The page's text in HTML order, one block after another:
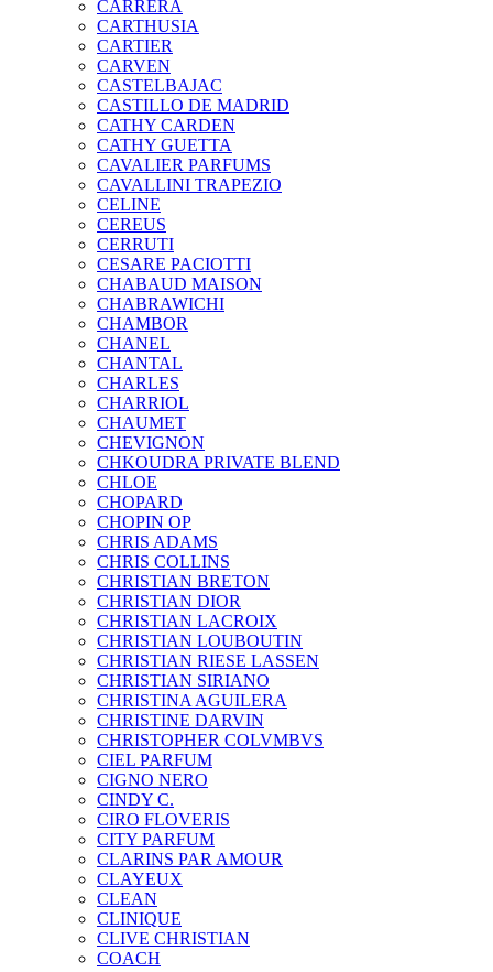
CARRERA
CARTHUSIA
CARTIER
CARVEN
CASTELBAJAC
CASTILLO DE MADRID
CATHY CARDEN
CATHY GUETTA
CAVALIER PARFUMS
CAVALLINI TRAPEZIO
CELINE
CEREUS
CERRUTI
CESARE PACIOTTI
CHABAUD MAISON
CHABRAWICHI
CHAMBOR
CHANEL
CHANTAL
CHARLES
CHARRIOL
CHAUMET
CHEVIGNON
CHKOUDRA PRIVATE BLEND
CHLOE
CHOPARD
CHOPIN OP
CHRIS ADAMS
CHRIS COLLINS
CHRISTIAN BRETON
CHRISTIAN DIOR
CHRISTIAN LACROIX
CHRISTIAN LOUBOUTIN
CHRISTIAN RIESE LASSEN
CHRISTIAN SIRIANO
CHRISTINA AGUILERA
CHRISTINE DARVIN
CHRISTOPHER COLVMBVS
CIEL PARFUM
CIGNO NERO
CINDY C.
CIRO FLOVERIS
CITY PARFUM
CLARINS PAR AMOUR
CLAYEUX
CLEAN
CLINIQUE
CLIVE CHRISTIAN
COACH